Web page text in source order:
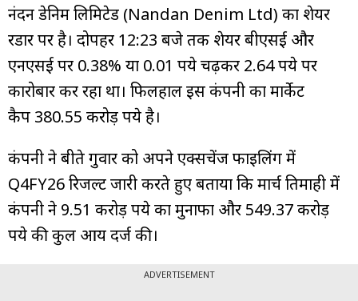
नंदन डेनिम लिमिटेड (Nandan Denim Ltd) का शेयर
रडार पर है। दोपहर 12:23 बजे तक शेयर बीएसई और
एनएसई पर 0.38% या 0.01 रुपये चढ़कर 2.64 रुपये पर
कारोबार कर रहा था। फिलहाल इस कंपनी का मार्केट
कैप 380.55 करोड़ रुपये है।
कंपनी ने बीते गुरुवार को अपने एक्सचेंज फाइलिंग में
Q4FY26 रिजल्ट जारी करते हुए बताया कि मार्च तिमाही में
कंपनी ने 9.51 करोड़ रुपये का मुनाफा और 549.37 करोड़
रुपये की कुल आय दर्ज की।
ADVERTISEMENT